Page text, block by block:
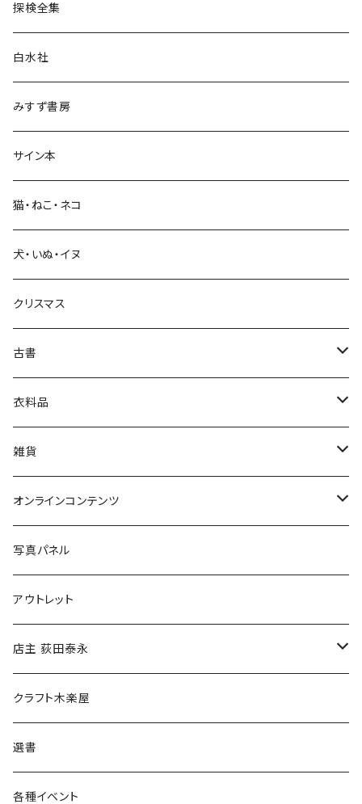
言語・ことば
生活・暮らし
芸術・絵画・写真
絵本・児童書
娯楽・エンターテインメント
探検全集
白水社
みすず書房
サイン本
猫・ねこ・ネコ
犬・いぬ・イヌ
クリスマス
古書
古書セット
美術
衣料品
POLEWARDS
Tシャツ
雑貨
バッグ
ブックカバー
マグカップ
傘
食料品
その他
オンラインコンテンツ
冒険クロストーク
写真パネル
アウトレット
店主 荻田泰永
書籍
ウェア
クラフト木楽屋
選書
各種イベント